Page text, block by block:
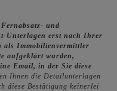
und
Unterlagen erst nach Ihrer
als Immobilienvermittler
aufgeklärt wurden,
Email, in der Sie diese
Ihnen die Detailunterlagen
diese Bestätigung keinerlei